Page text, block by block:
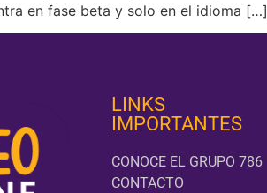
en fase beta y solo en el idioma […]
LINKS
IMPORTANTES
CONOCE EL GRUPO 786
CONTACTO